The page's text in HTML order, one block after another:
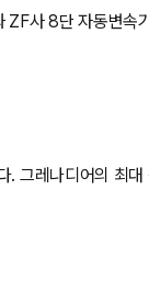
사 8단 자동변속
그레나디어의 최